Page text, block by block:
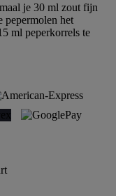
je 30 ml zout fijn
pepermolen het
ml peperkorrels te